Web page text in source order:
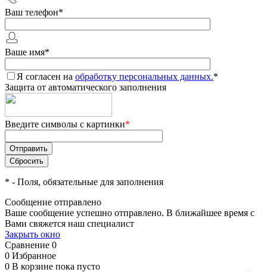
Ваш телефон*
Ваше имя*
Я согласен на обработку персональных данных.*
Защита от автоматического заполнения
Введите символы с картинки*
* - Поля, обязательные для заполнения
Сообщение отправлено
Ваше сообщение успешно отправлено. В ближайшее время с
Вами свяжется наш специалист
Закрыть окно
Сравнение 0
0 Избранное
0 В корзине пока пусто